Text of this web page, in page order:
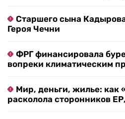
Старшего сына
Героя Чечни
ФРГ финансировала
вопреки климатическим
Мир, деньги, жилье: как
расколола сторонников